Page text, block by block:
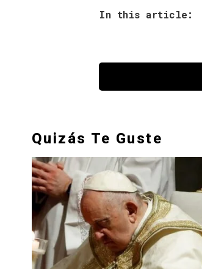
In this article:
Quizás Te Guste